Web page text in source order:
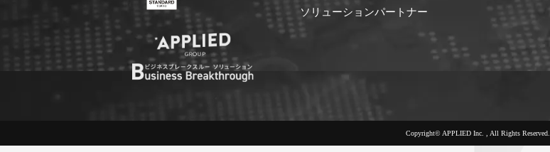
ソリューションパートナー
Copyright© APPLIED Inc. , All Rights Reserved.